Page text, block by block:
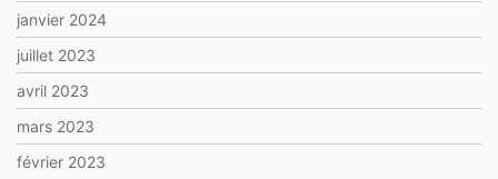
janvier 2024
juillet 2023
avril 2023
mars 2023
février 2023